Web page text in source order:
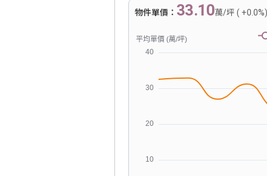
物件單價： 33.10萬/坪 (